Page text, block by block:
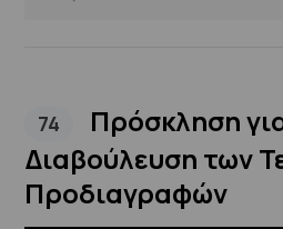
74
Πρόσκληση
Διαβούλευση των
Προδιαγραφών